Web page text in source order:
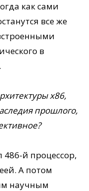
как сами
все же
в
x86,
прошлого,
486-й процессор,
А потом
научным